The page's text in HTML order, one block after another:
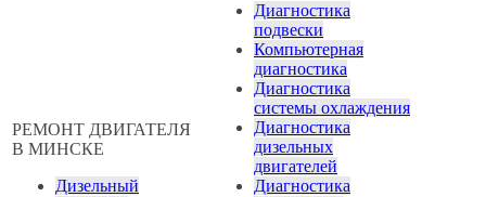
РЕМОНТ ДВИГАТЕЛЯ
В МИНСКЕ
Дизельный
Диагностика
подвески
Компьютерная
диагностика
Диагностика
системы охлаждения
Диагностика
дизельных
двигателей
Диагностика